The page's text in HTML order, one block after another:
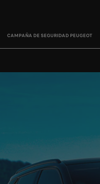
CAMPAÑA DE SEGURIDAD PEUGEOT